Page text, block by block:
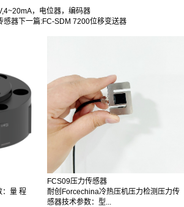
，电位器，编码器
感器 下一篇:FC-SDM 7200位移变送器
：量 程
FCS09压力传感器
耐创Forcechina冷热压机压力检测压力传
感器技术参数：型...